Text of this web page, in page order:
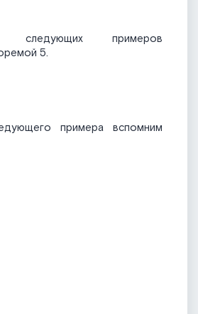
примеров
5.
примера вспомним